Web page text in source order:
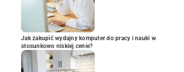
Jak zakupić wydajny komputer do pracy i nauki w
stosunkowo niskiej cenie?